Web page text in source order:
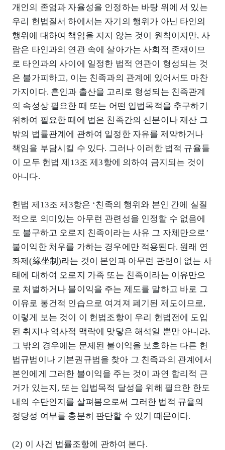
개인의 존엄과 자율성을 인정하는 바탕 위에 서 있는
우리 헌법질서 하에서는 자기의 행위가 아닌 타인의
행위에 대하여 책임을 지지 않는 것이 원칙이지만, 사
람은 타인과의 연관 속에 살아가는 사회적 존재이므
로 타인과의 사이에 일정한 법적 연관이 형성되는 것
은 불가피하고, 이는 친족과의 관계에 있어서도 마찬
가지이다. 혼인과 출산을 고리로 형성되는 친족관계
의 속성상 필요한 때 또는 어떤 입법목적을 추구하기
위하여 필요한 때에 법은 친족간의 신분이나 재산 그
밖의 법률관계에 관하여 일정한 자유를 제약하거나
책임을 부담시킬 수 있다. 그러나 이러한 법적 규율들
이 모두 헌법 제13조 제3항에 의하여 금지되는 것이
아니다.
헌법 제13조 제3항은 ‘친족의 행위와 본인 간에 실질
적으로 의미있는 아무런 관련성을 인정할 수 없음에
도 불구하고 오로지 친족이라는 사유 그 자체만으로’
불이익한 처우를 가하는 경우에만 적용된다. 원래 연
좌제(緣坐制)라는 것이 본인과 아무런 관련이 없는 사
태에 대하여 오로지 가족 또는 친족이라는 이유만으
로 처벌하거나 불이익을 주는 제도를 말하고 바로 그
이유로 봉건적 인습으로 여겨져 폐기된 제도이므로,
이렇게 보는 것이 이 헌법조항이 우리 헌법전에 도입
된 취지나 역사적 맥락에 맞닿은 해석일 뿐만 아니라,
그 밖의 경우에는 문제된 불이익을 보호하는 다른 헌
법규범이나 기본권규범을 찾아 그 친족과의 관계에서
본인에게 그러한 불이익을 주는 것이 과연 합리적 근
거가 있는지, 또는 입법목적 달성을 위해 필요한 한도
내의 수단인지를 살펴봄으로써 그러한 법적 규율의
정당성 여부를 충분히 판단할 수 있기 때문이다.
(2) 이 사건 법률조항에 관하여 본다.